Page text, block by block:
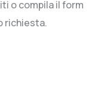
o compila il form
richiesta.